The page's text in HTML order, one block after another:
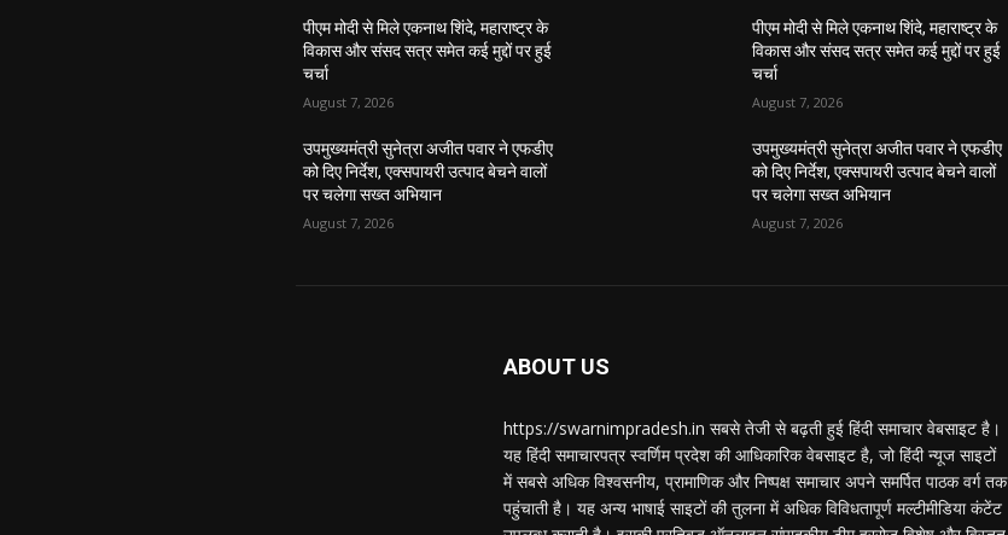
पीएम मोदी से मिले एकनाथ शिंदे, महाराष्ट्र के
विकास और संसद सत्र समेत कई मुद्दों पर हुई
चर्चा
August 7, 2026
उपमुख्यमंत्री सुनेत्रा अजीत पवार ने एफडीए
को दिए निर्देश, एक्सपायरी उत्पाद बेचने वालों
पर चलेगा सख्त अभियान
August 7, 2026
पीएम मोदी से मिले एकनाथ शिंदे, महाराष्ट्र के
विकास और संसद सत्र समेत कई मुद्दों पर हुई
चर्चा
August 7, 2026
उपमुख्यमंत्री सुनेत्रा अजीत पवार ने एफडीए
को दिए निर्देश, एक्सपायरी उत्पाद बेचने वालों
पर चलेगा सख्त अभियान
August 7, 2026
ABOUT US
https://swarnimpradesh.in सबसे तेजी से बढ़ती हुई हिंदी समाचार वेबसाइट है।
यह हिंदी समाचारपत्र स्वर्णिम प्रदेश की आधिकारिक वेबसाइट है, जो हिंदी न्यूज साइटों
में सबसे अधिक विश्वसनीय, प्रामाणिक और निष्पक्ष समाचार अपने समर्पित पाठक वर्ग तक
पहुंचाती है। यह अन्य भाषाई साइटों की तुलना में अधिक विविधतापूर्ण मल्टीमीडिया कंटेंट